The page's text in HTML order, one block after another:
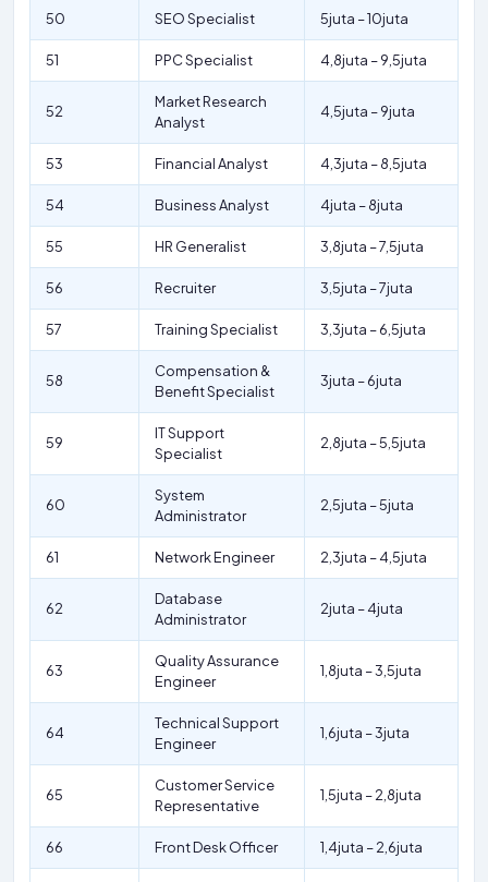
50 SEO Specialist 5juta – 10juta
51 PPC Specialist 4,8juta – 9,5juta
52
Market Research
Analyst
4,5juta – 9juta
53 Financial Analyst 4,3juta – 8,5juta
54 Business Analyst 4juta – 8juta
55 HR Generalist 3,8juta – 7,5juta
56 Recruiter 3,5juta – 7juta
57 Training Specialist 3,3juta – 6,5juta
58
Compensation &
Benefit Specialist
3juta – 6juta
59
IT Support
Specialist
2,8juta – 5,5juta
60
System
Administrator
2,5juta – 5juta
61 Network Engineer 2,3juta – 4,5juta
62
Database
Administrator
2juta – 4juta
63
Quality Assurance
Engineer
1,8juta – 3,5juta
64
Technical Support
Engineer
1,6juta – 3juta
65
Customer Service
Representative
1,5juta – 2,8juta
66 Front Desk Officer 1,4juta – 2,6juta